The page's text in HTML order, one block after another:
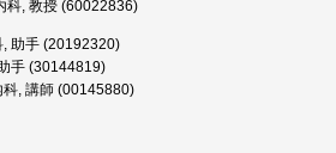
科, 教授 (60022836)
, 助手 (20192320)
手 (30144819)
, 講師 (00145880)